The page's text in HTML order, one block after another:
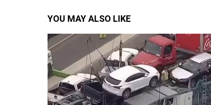
YOU MAY ALSO LIKE